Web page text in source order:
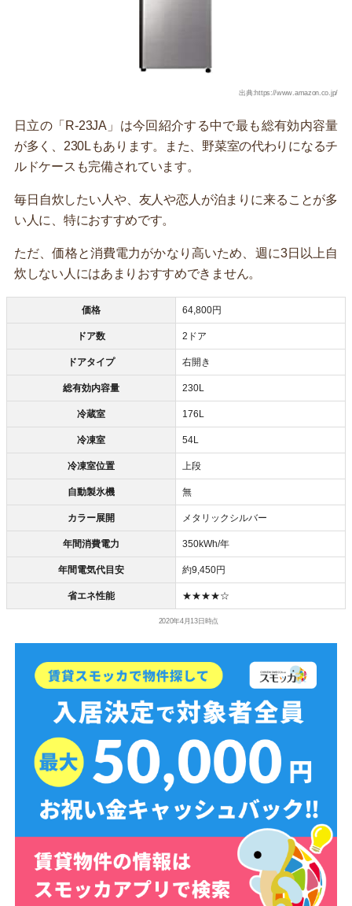
出典:https://www.amazon.co.jp/
日立の「R-23JA」は今回紹介する中で最も総有効内容量
が多く、230Lもあります。また、野菜室の代わりになるチ
ルドケースも完備されています。
毎日自炊したい人や、友人や恋人が泊まりに来ることが多
い人に、特におすすめです。
ただ、価格と消費電力がかなり高いため、週に3日以上自
炊しない人にはあまりおすすめできません。
価格 64,800円
ドア数 2ドア
ドアタイプ 右開き
総有効内容量 230L
冷蔵室 176L
冷凍室 54L
冷凍室位置 上段
自動製氷機 無
カラー展開 メタリックシルバー
年間消費電力 350kWh/年
年間電気代目安 約9,450円
省エネ性能 ★★★★☆
2020年4月13日時点